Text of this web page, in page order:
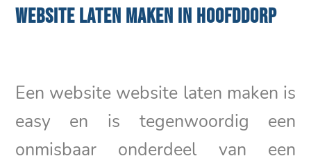
WEBSITE LATEN MAKEN IN HOOFDDORP
Een website website laten maken is
easy en is tegenwoordig een
onmisbaar onderdeel van een